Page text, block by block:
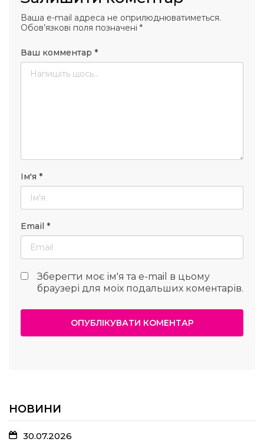
Ваша e-mail адреса не оприлюднюватиметься.
Обов’язкові поля позначені *
Ваш комментар *
Ім'я *
Email *
Зберегти моє ім'я та e-mail в цьому
браузері для моїх подальших коментарів.
НОВИНИ
30.07.2026